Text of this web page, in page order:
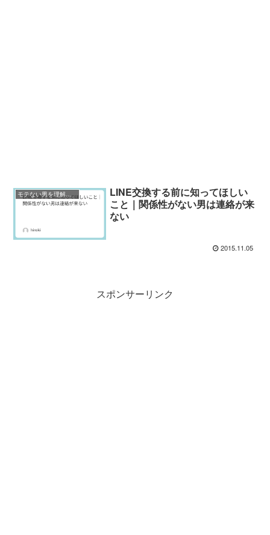
モテない男を理解する
LINE交換する前に知ってほしい
こと｜関係性がない男は連絡が来
ない
2015.11.05
スポンサーリンク